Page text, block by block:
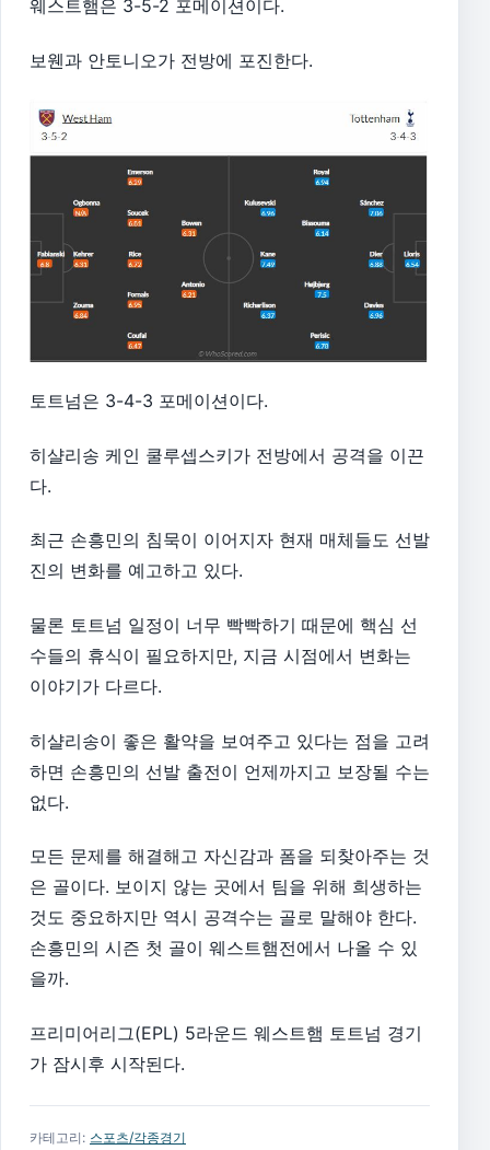
웨스트햄은 3-5-2 포메이션이다.
보웬과 안토니오가 전방에 포진한다.
토트넘은 3-4-3 포메이션이다.
히샬리송 케인 쿨루셉스키가 전방에서 공격을 이끈
다.
최근 손흥민의 침묵이 이어지자 현재 매체들도 선발
진의 변화를 예고하고 있다.
물론 토트넘 일정이 너무 빡빡하기 때문에 핵심 선
수들의 휴식이 필요하지만, 지금 시점에서 변화는
이야기가 다르다.
히샬리송이 좋은 활약을 보여주고 있다는 점을 고려
하면 손흥민의 선발 출전이 언제까지고 보장될 수는
없다.
모든 문제를 해결해고 자신감과 폼을 되찾아주는 것
은 골이다. 보이지 않는 곳에서 팀을 위해 희생하는
것도 중요하지만 역시 공격수는 골로 말해야 한다.
손흥민의 시즌 첫 골이 웨스트햄전에서 나올 수 있
을까.
프리미어리그(EPL) 5라운드 웨스트햄 토트넘 경기
가 잠시후 시작된다.
카테고리: 스포츠/각종경기